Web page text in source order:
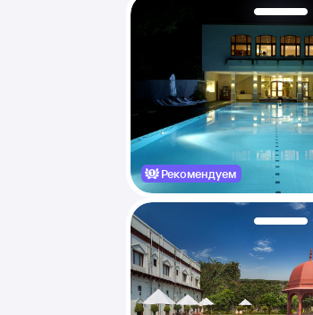
Рекомендуем